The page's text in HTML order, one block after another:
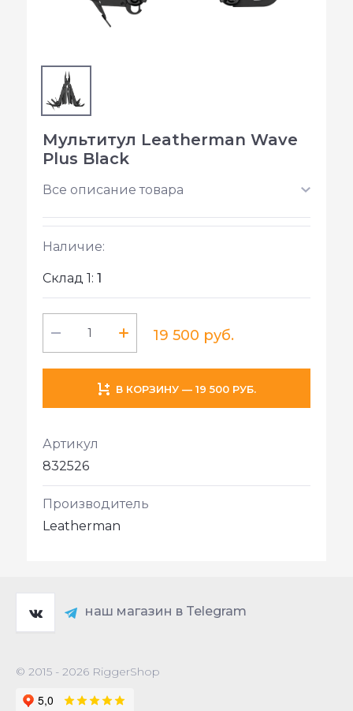
Мультитул Leatherman Wave
Plus Black
Все описание товара
Наличие:
Склад 1: 1
19 500 руб.
В КОРЗИНУ — 19 500 РУБ.
Артикул
832526
Производитель
Leatherman
наш магазин в Telegram
© 2015 - 2026 RiggerShop